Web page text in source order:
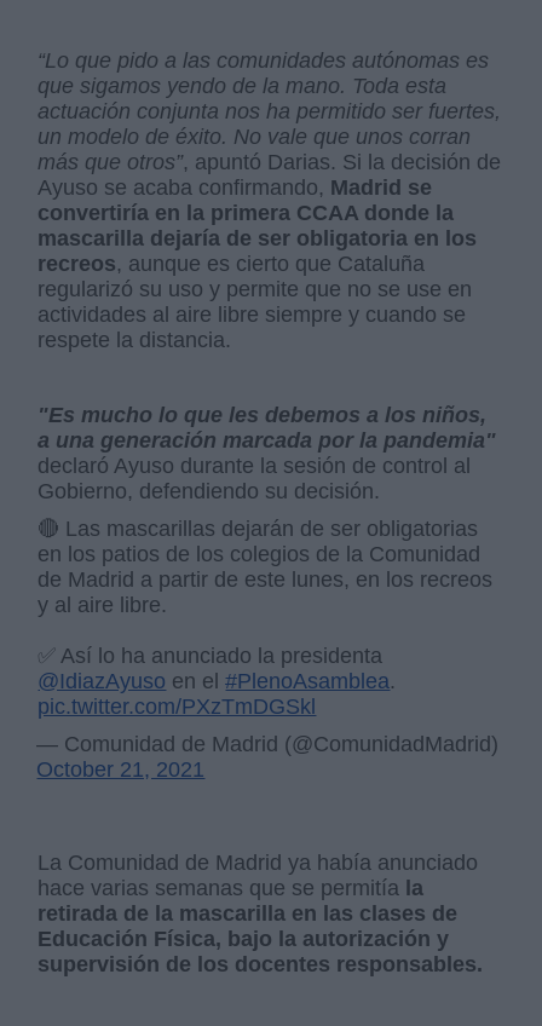
“Lo que pido a las comunidades autónomas es
que sigamos yendo de la mano. Toda esta
actuación conjunta nos ha permitido ser fuertes,
un modelo de éxito. No vale que unos corran
más que otros”, apuntó Darias. Si la decisión de
Ayuso se acaba confirmando, Madrid se
convertiría en la primera CCAA donde la
mascarilla dejaría de ser obligatoria en los
recreos, aunque es cierto que Cataluña
regularizó su uso y permite que no se use en
actividades al aire libre siempre y cuando se
respete la distancia.
"Es mucho lo que les debemos a los niños,
a una generación marcada por la pandemia"
declaró Ayuso durante la sesión de control al
Gobierno, defendiendo su decisión.
🔴 Las mascarillas dejarán de ser obligatorias
en los patios de los colegios de la Comunidad
de Madrid a partir de este lunes, en los recreos
y al aire libre.
✅ Así lo ha anunciado la presidenta
@IdiazAyuso en el#PlenoAsamblea.
pic.twitter.com/PXzTmDGSkl
— Comunidad de Madrid (@ComunidadMadrid)
October 21, 2021
La Comunidad de Madrid ya había anunciado
hace varias semanas que se permitía la
retirada de la mascarilla en las clases de
Educación Física, bajo la autorización y
supervisión de los docentes responsables.